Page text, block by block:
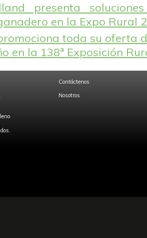
presenta
en la Expo Rural
toda su oferta
en la 138ª Exposición
Contáctenos
Nosotros